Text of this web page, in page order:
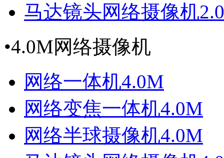
马达镜头网络摄像机
•4.0M网络摄像机
网络一体机4.0M
网络变焦一体机4.0M
网络半球摄像机4.0M